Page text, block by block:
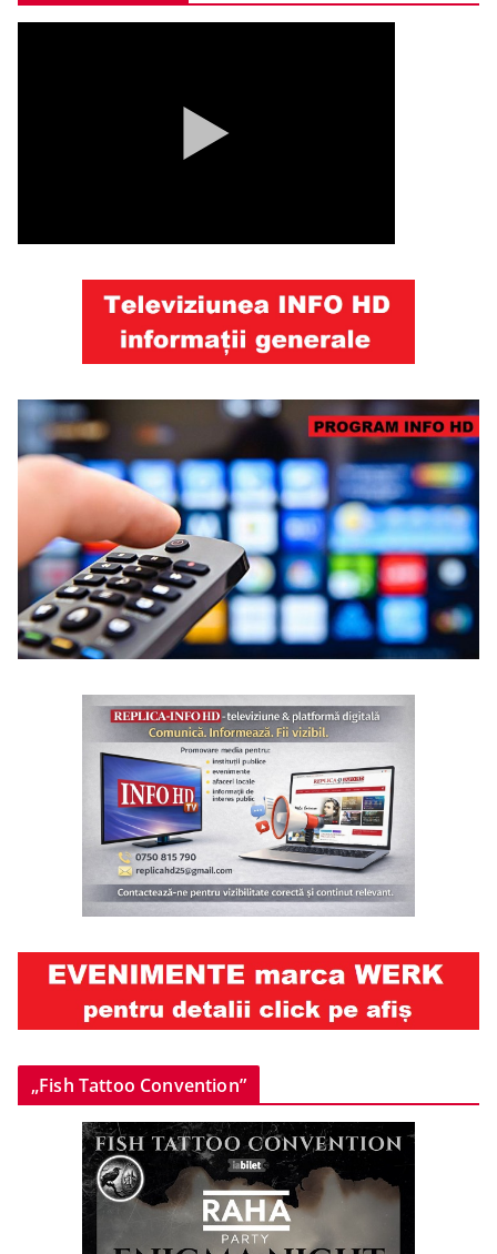
„Fish Tattoo Convention”